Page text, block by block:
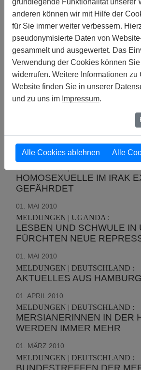
10. MAI 2010
MELDUNGEN | WEISSRUSSLAND :
LESBEN, SCHWULE,
TRANSGENDER (LGBT) IN
WEISSRUSSLAND
01. MAI 2010
MELDUNGEN | SERBIEN :
„WIR SIND NUR SO LANGE
DIE INTERNATIONALE
UNS SCHÜTZT.“ DIE
SERBIEN
01. MAI 2010
HOMOSEXUELLE IM IRAK
GEFÄHRDET
01. MAI 2010
MELDUNGEN | UGANDA :
LESBEN UND SCHWULE IN
FÜRCHTEN NEUE
01. MAI 2010
MELDUNGEN | DEUTSCHLAND :
AKTUELLES AUS HAMBURG
01. APRIL 2010
MELDUNGEN | DEUTSCHLAND :
MERSIANERINNEN IN DER
WERDEN IMMER MEHR
01. MÄRZ 2010
MELDUNGEN | DEUTSCHLAND :
BUNDESTREFFEN DER
anderen können wir mit Hilfe der
für Sie immer weiter verbessern.
pseudonymisierte Daten von
gesammelt und ausgewertet. Das
Verwendung der Cookies können
widerrufen. Weitere Informationen zu
Website finden Sie in unserer
und zu uns im Impressum.
Alle Cookies ablehnen Alle